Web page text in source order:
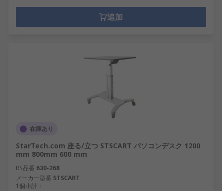
追加
在庫あり
StarTech.com 座る/立つ STSCART パソコンデスク 1200
mm 800mm 600 mm
RS品番 630-268
メーカー型番 STSCART
1個小計：